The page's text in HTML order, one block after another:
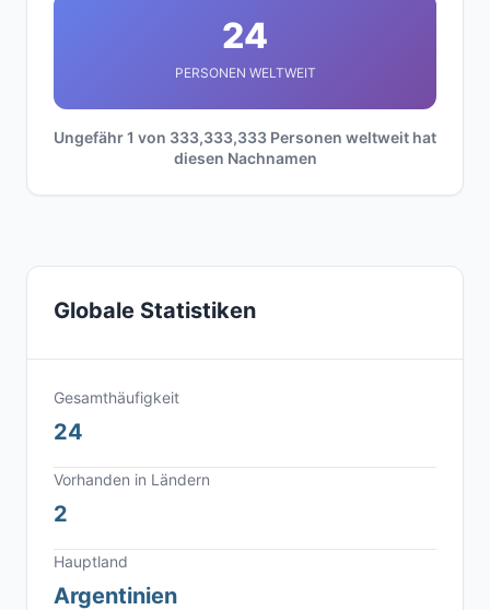
24
PERSONEN WELTWEIT
Ungefähr 1 von 333,333,333 Personen weltweit hat
diesen Nachnamen
Globale Statistiken
Gesamthäufigkeit
24
Vorhanden in Ländern
2
Hauptland
Argentinien